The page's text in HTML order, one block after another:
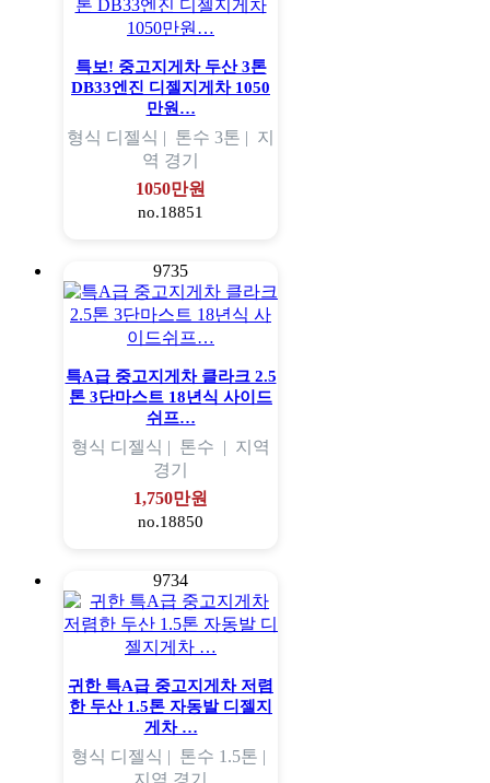
특보! 중고지게차 두산 3톤
DB33엔진 디젤지게차 1050
만원…
형식 디젤식 | 톤수 3톤 | 지
역 경기
1050만원
no.18851
9735
특A급 중고지게차 클라크 2.5
톤 3단마스트 18년식 사이드
쉬프…
형식 디젤식 | 톤수 | 지역
경기
1,750만원
no.18850
9734
귀한 특A급 중고지게차 저렴
한 두산 1.5톤 자동발 디젤지
게차 …
형식 디젤식 | 톤수 1.5톤 |